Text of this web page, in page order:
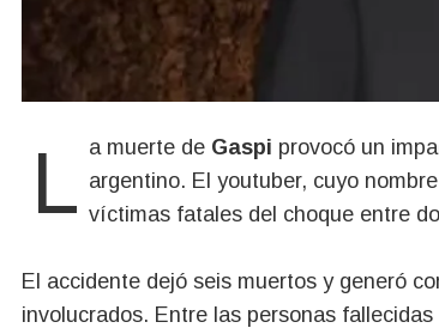
La muerte de Gaspi provocó un
argentino. El youtuber, cuyo
víctimas fatales del choque entre
El accidente dejó seis muertos y generó
involucrados. Entre las personas